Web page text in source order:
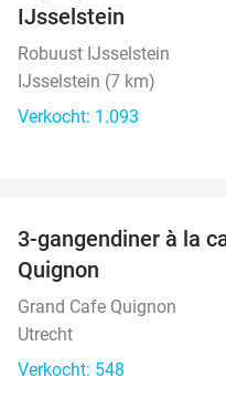
IJsselstein
Robuust IJsselstein
IJsselstein (7 km)
Verkocht: 1.093
3-gangendiner à la
Quignon
Grand Cafe Quignon
Utrecht
Verkocht: 548